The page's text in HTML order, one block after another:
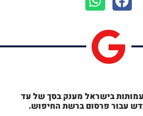
בישראל מענק בסך של עד